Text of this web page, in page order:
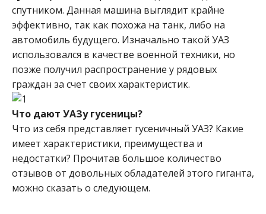
спутником. Данная машина выглядит крайне
эффективно, так как похожа на танк, либо на
автомобиль будущего. Изначально такой УАЗ
использовался в качестве военной техники, но
позже получил распространение у рядовых
граждан за счет своих характеристик.
Что дают УАЗу гусеницы?
Что из себя представляет гусеничный УАЗ? Какие
имеет характеристики, преимущества и
недостатки? Прочитав большое количество
отзывов от довольных обладателей этого гиганта,
можно сказать о следующем.